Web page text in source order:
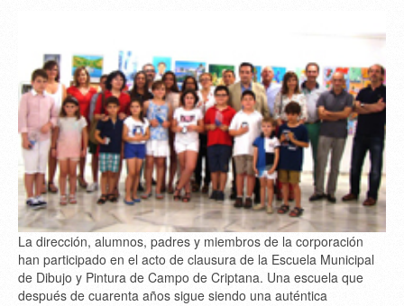
La dirección, alumnos, padres y miembros de la corporación
han participado en el acto de clausura de la Escuela Municipal
de Dibujo y Pintura de Campo de Criptana. Una escuela que
después de cuarenta años sigue siendo una auténtica